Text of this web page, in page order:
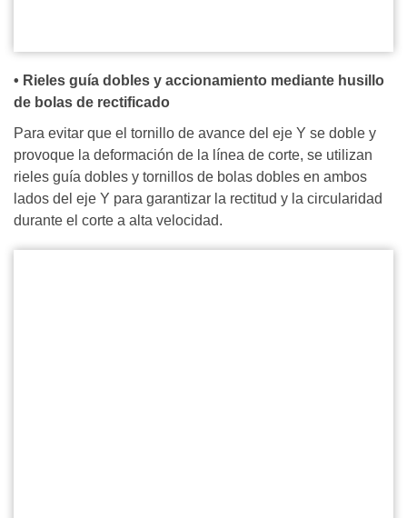
• Rieles guía dobles y accionamiento mediante husillo
de bolas de rectificado
Para evitar que el tornillo de avance del eje Y se doble y
provoque la deformación de la línea de corte, se utilizan
rieles guía dobles y tornillos de bolas dobles en ambos
lados del eje Y para garantizar la rectitud y la circularidad
durante el corte a alta velocidad.